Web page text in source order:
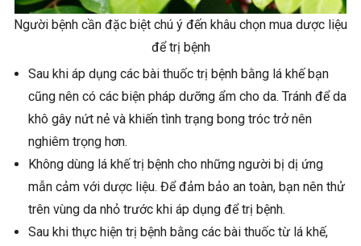
Người bệnh cần đặc biệt chú ý đến khâu chọn mua dược liệu
để trị bệnh
Sau khi áp dụng các bài thuốc trị bệnh bằng lá khế bạn
cũng nên có các biện pháp dưỡng ẩm cho da. Tránh để da
khô gây nứt nẻ và khiến tình trạng bong tróc trở nên
nghiêm trọng hơn.
Không dùng lá khế trị bệnh cho những người bị dị ứng
mẫn cảm với dược liệu. Để đảm bảo an toàn, bạn nên thử
trên vùng da nhỏ trước khi áp dụng để trị bệnh.
Sau khi thực hiện trị bệnh bằng các bài thuốc từ lá khế,